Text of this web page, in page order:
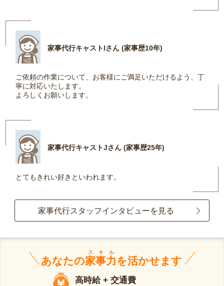
家事代行キャストIさん (家事歴10年)
ご依頼の作業について、お客様にご満足いただけるよう、丁
寧に対応いたします。
よろしくお願いします。
家事代行キャストJさん (家事歴25年)
とてもきれい好きといわれます。
家事代行スタッフインタビューを見る
あなたの家事力
スキル
を活かせます
高時給 + 交通費